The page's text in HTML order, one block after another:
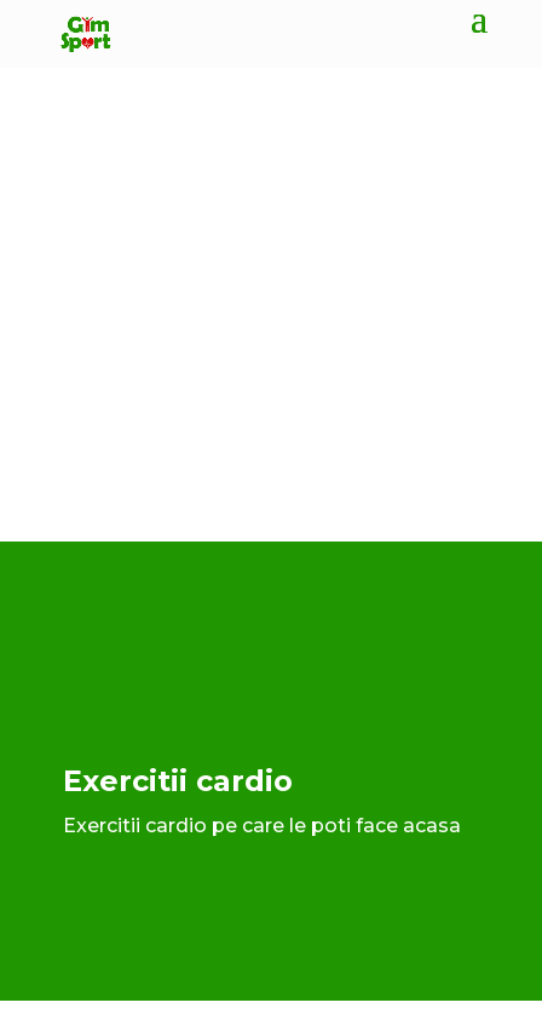
Exercitii cardio
Exercitii cardio pe care le poti face acasa